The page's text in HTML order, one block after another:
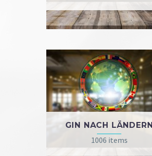
GIN NACH LÄNDERN
1006 items